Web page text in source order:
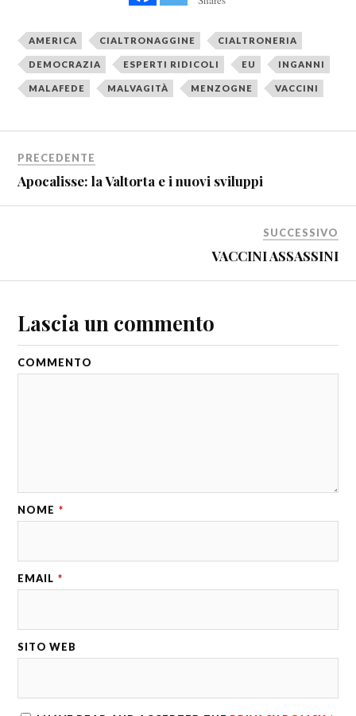
AMERICA CIALTRONAGGINE CIALTRONERIA
DEMOCRAZIA ESPERTI RIDICOLI EU INGANNI
MALAFEDE MALVAGITÀ MENZOGNE VACCINI
PRECEDENTE
Apocalisse: la Valtorta e i nuovi sviluppi
SUCCESSIVO
VACCINI ASSASSINI
Lascia un commento
COMMENTO
NOME *
EMAIL *
SITO WEB